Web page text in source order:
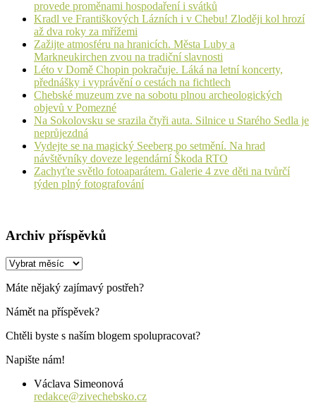
provede proměnami hospodaření i svátků
Kradl ve Františkových Lázních i v Chebu! Zloději kol hrozí
až dva roky za mřížemi
Zažijte atmosféru na hranicích. Města Luby a
Markneukirchen zvou na tradiční slavnosti
Léto v Domě Chopin pokračuje. Láká na letní koncerty,
přednášky i vyprávění o cestách na fichtlech
Chebské muzeum zve na sobotu plnou archeologických
objevů v Pomezné
Na Sokolovsku se srazila čtyři auta. Silnice u Starého Sedla je
neprůjezdná
Vydejte se na magický Seeberg po setmění. Na hrad
návštěvníky doveze legendární Škoda RTO
Zachyťte světlo fotoaparátem. Galerie 4 zve děti na tvůrčí
týden plný fotografování
Archiv příspěvků
Archiv
Máte nějaký zajímavý postřeh?
Námět na příspěvek?
Chtěli byste s naším blogem spolupracovat?
Napište nám!
Václava Simeonová
redakce@zivechebsko.cz